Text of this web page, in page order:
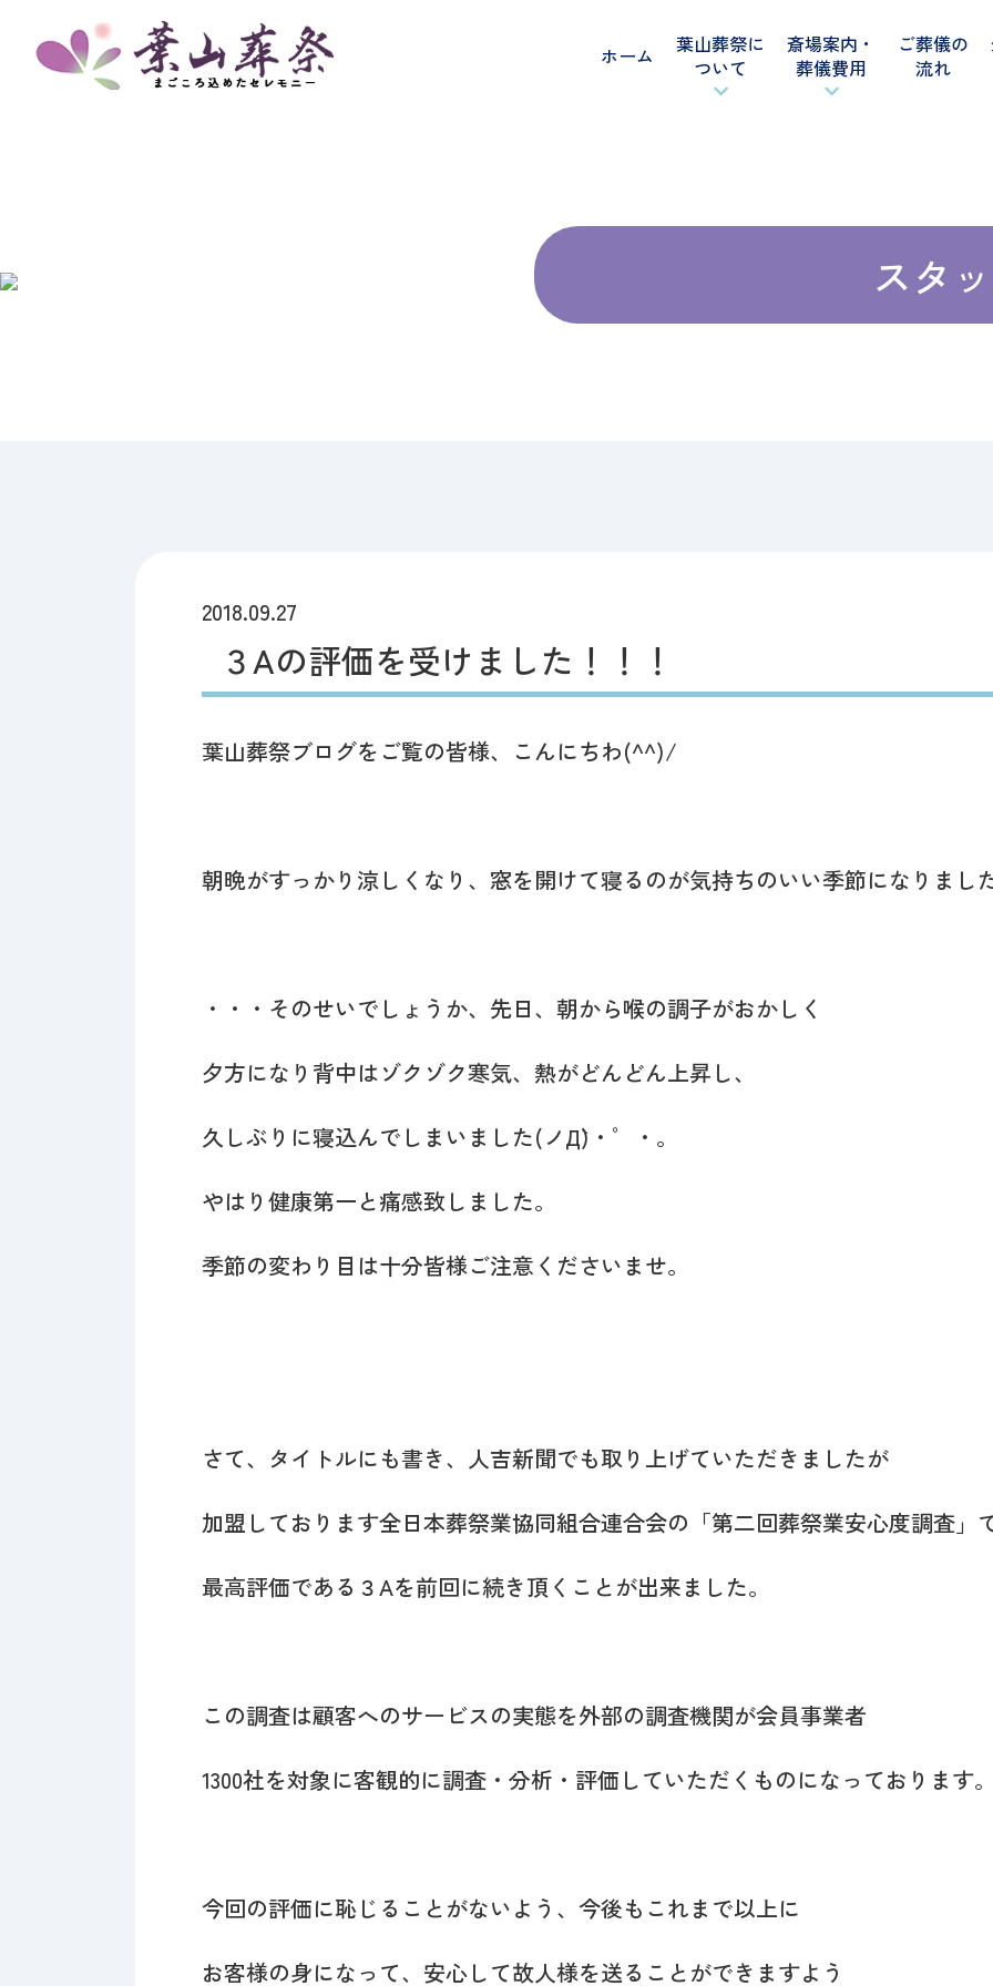
ホーム
葉山葬祭に
ついて
斎場案内・
葬儀費用
ご葬儀の
流れ
スタ
2018.09.27
３Aの評価を受けました！！！
葉山葬祭ブログをご覧の皆様、こんにちわ(^^)/
朝晩がすっかり涼しくなり、窓を開けて寝るのが気持ちのいい季節になりまし
・・・そのせいでしょうか、先日、朝から喉の調子がおかしく
夕方になり背中はゾクゾク寒気、熱がどんどん上昇し、
久しぶりに寝込んでしまいました(ノД`)・゜・。
やはり健康第一と痛感致しました。
季節の変わり目は十分皆様ご注意くださいませ。
さて、タイトルにも書き、人吉新聞でも取り上げていただきましたが
加盟しております全日本葬祭業協同組合連合会の「第二回葬祭業安心度調査」
最高評価である３Aを前回に続き頂くことが出来ました。
この調査は顧客へのサービスの実態を外部の調査機関が会員事業者
1300社を対象に客観的に調査・分析・評価していただくものになっております
今回の評価に恥じることがないよう、今後もこれまで以上に
お客様の身になって、安心して故人様を送ることができますよう